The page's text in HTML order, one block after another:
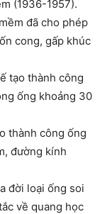
(1936-1957).
đã cho phép
cong, gấp khúc
tạo thành công
ống khoảng 30
thành công ống
đường kính
đời loại ống soi
về quang học